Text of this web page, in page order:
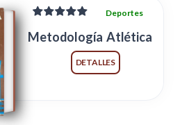
Deportes
Metodología Atlética
DETALLES